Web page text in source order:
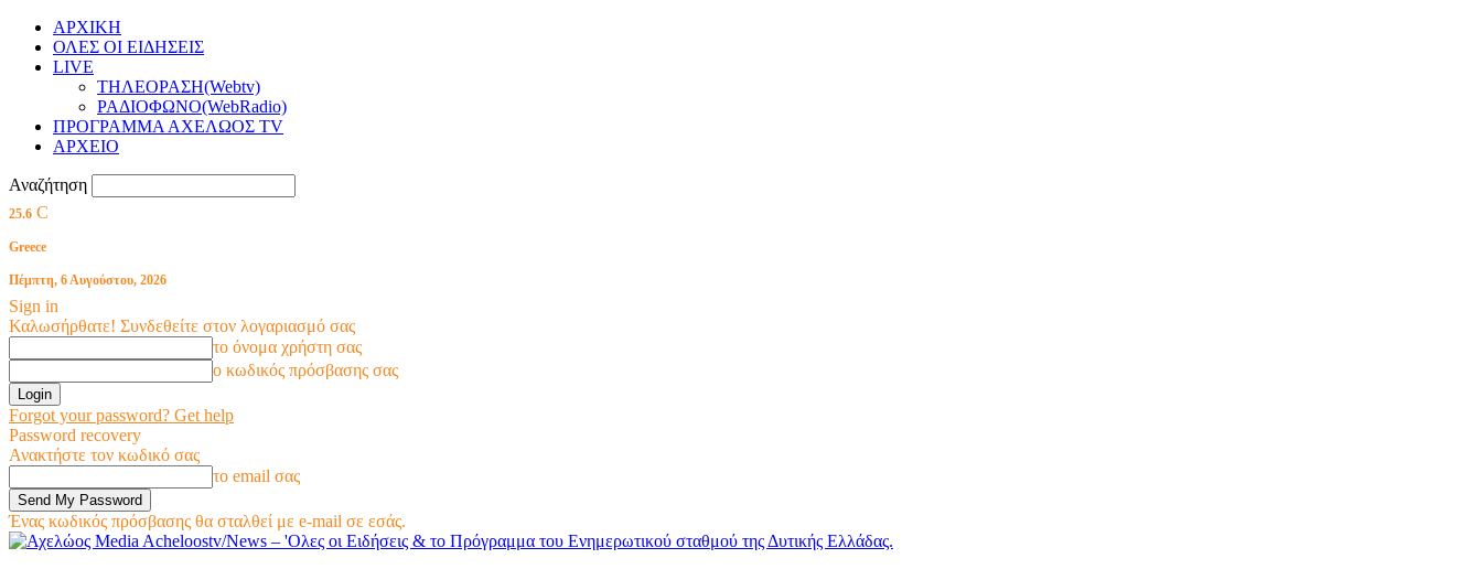
ΑΡΧΙΚΗ
ΟΛΕΣ ΟΙ ΕΙΔΗΣΕΙΣ
LIVE
ΤΗΛΕΟΡΑΣΗ(Webtv)
ΡΑΔΙΟΦΩΝΟ(WebRadio)
ΠΡΟΓΡΑΜΜΑ ΑΧΕΛΩΟΣ TV
ΑΡΧΕΙΟ
Αναζήτηση
25.6 C
Greece
Πέμπτη, 6 Αυγούστου, 2026
Sign in
Καλωσήρθατε! Συνδεθείτε στον λογαριασμό σας
το όνομα χρήστη σας
ο κωδικός πρόσβασης σας
Forgot your password? Get help
Password recovery
Ανακτήστε τον κωδικό σας
το email σας
Ένας κωδικός πρόσβασης θα σταλθεί με e-mail σε εσάς.
Acheloostv/News – 'Ολες οι Ειδήσεις & το Πρόγραμμα του Ενημερωτικού σταθμού της Δυτικής Ελλάδας.